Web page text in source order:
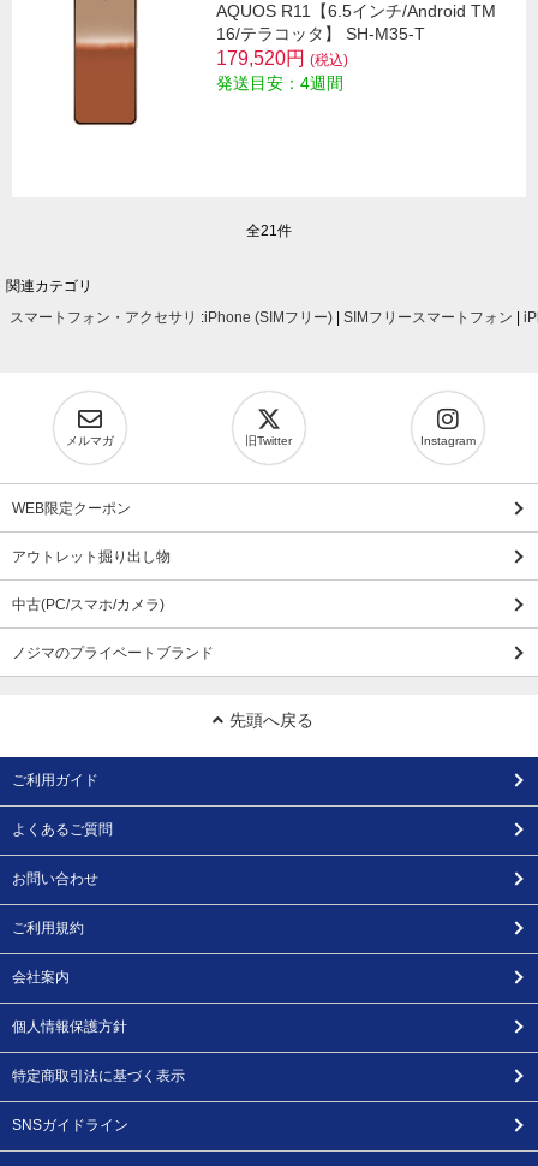
AQUOS R11【6.5インチ/Android TM
16/テラコッタ】 SH-M35-T
179,520円 (税込)
発送目安：4週間
全21件
関連カテゴリ
スマートフォン・アクセサリ :iPhone (SIMフリー) SIMフリースマートフォン
メルマガ 旧Twitter Instagram
WEB限定クーポン
アウトレット掘り出し物
中古(PC/スマホ/カメラ)
ノジマのプライベートブランド
先頭へ戻る
ご利用ガイド
よくあるご質問
お問い合わせ
ご利用規約
会社案内
個人情報保護方針
特定商取引法に基づく表示
SNSガイドライン